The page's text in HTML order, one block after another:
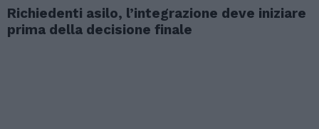
Richiedenti asilo, l’integrazione deve iniziare
prima della decisione finale